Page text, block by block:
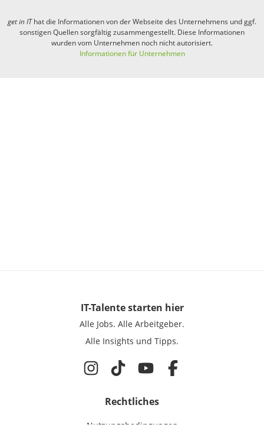
get in IThat die Informationen von der Webseite des Unternehmens und ggf.
sonstigen Quellen sorgfältig zusammengestellt. Diese Informationen
wurden vom Unternehmen noch nicht autorisiert.
Informationen für Unternehmen
IT-Talentestarten hier
Alle Jobs. Alle Arbeitgeber.
Alle Insights und Tipps.
Rechtliches
Nutzungsbedingungen